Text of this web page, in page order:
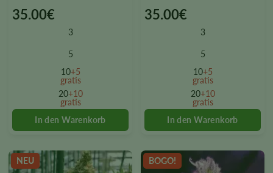
35.00€
3
5
10+5
gratis
20+10
gratis
This
chosen
the
product
35.00€
3
5
10+5
gratis
20+10
gratis
This
chosen
the
product
NEU BOGO!